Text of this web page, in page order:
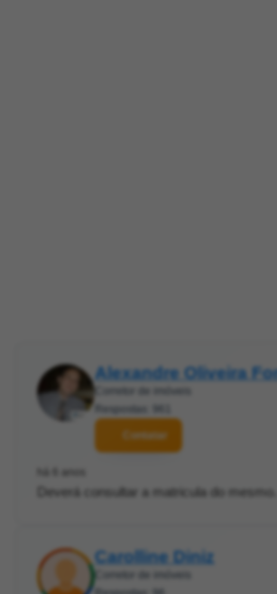
Alexandre Oliveira
Contatar
Deverá consultar a matricula do mesmo.
Carolline Diniz